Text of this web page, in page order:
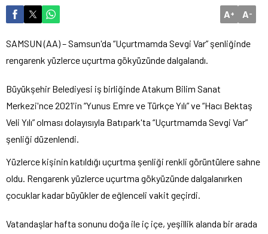
A+ A-
SAMSUN (AA) – Samsun'da “Uçurtmamda Sevgi Var” şenliğinde
rengarenk yüzlerce uçurtma gökyüzünde dalgalandı.
Büyükşehir Belediyesi iş birliğinde Atakum Bilim Sanat
Merkezi'nce 2021'in “Yunus Emre ve Türkçe Yılı” ve “Hacı Bektaş
Veli Yılı” olması dolayısıyla Batıpark'ta “Uçurtmamda Sevgi Var”
şenliği düzenlendi.
Yüzlerce kişinin katıldığı uçurtma şenliği renkli görüntülere sahne
oldu. Rengarenk yüzlerce uçurtma gökyüzünde dalgalanırken
çocuklar kadar büyükler de eğlenceli vakit geçirdi.
Vatandaşlar hafta sonunu doğa ile iç içe, yeşillik alanda bir arada